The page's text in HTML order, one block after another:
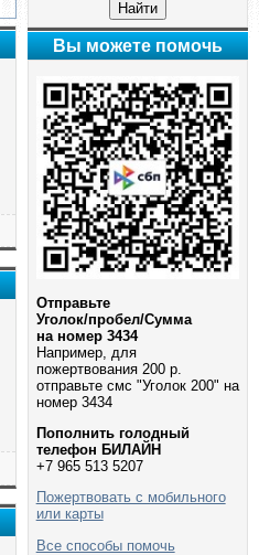
Вы можете помочь
Отправьте
Уголок/пробел/Сумма
на номер 3434
Например, для
пожертвования 200 р.
отправьте смс "Уголок 200" на
номер 3434
Пополнить голодный
телефон БИЛАЙН
+7 965 513 5207
Пожертвовать с мобильного
или карты
Все способы помочь